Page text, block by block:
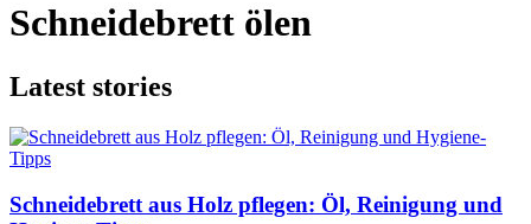
Schneidebrett ölen
Latest stories
Schneidebrett aus Holz pflegen: Öl, Reinigung und